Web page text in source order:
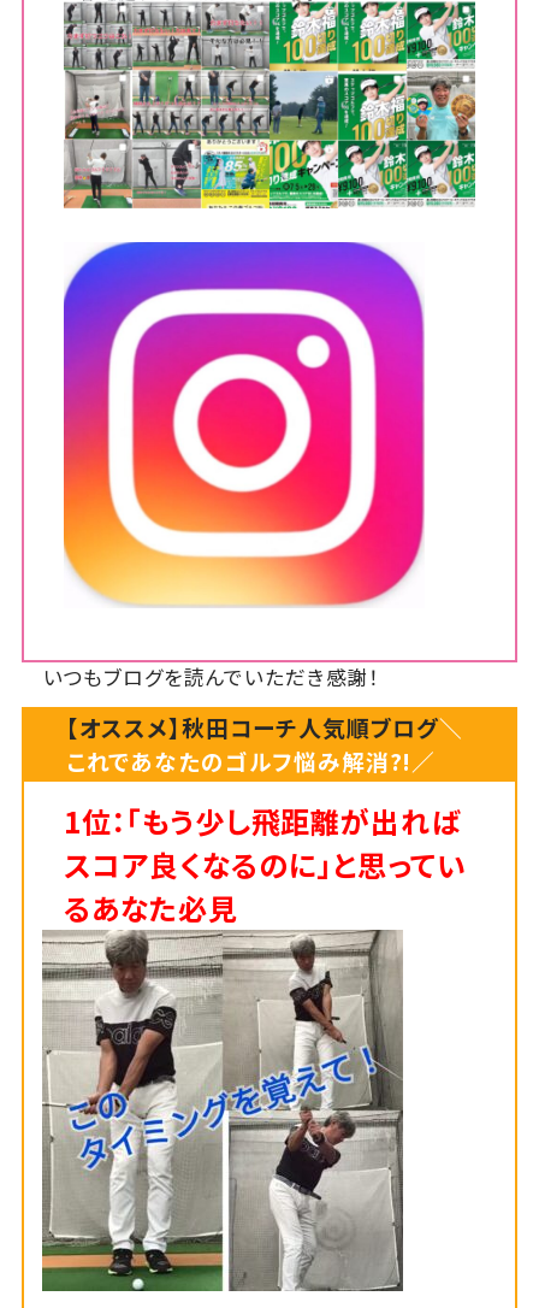
いつもブログを読んでいただき感謝！
【オススメ】秋田コーチ人気順ブログ＼
これであなたのゴルフ悩み解消?!／
1位：「もう少し飛距離が出れば
スコア良くなるのに」と思ってい
るあなた必見